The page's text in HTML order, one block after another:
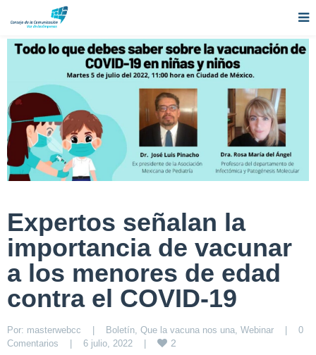
Expertos señalan la
importancia de vacunar
a los menores de edad
contra el COVID-19
Por: masterwebcc | Boletín Que la vacuna nos una Webinar |
0
Comentarios
| 6 julio, 2022 | 2